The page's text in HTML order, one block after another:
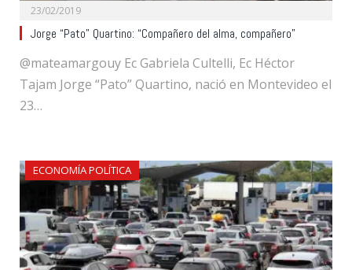
23/02/2019
Jorge “Pato” Quartino: “Compañero del alma, compañero”
@mateamargouy Ec Gabriela Cultelli, Ec Héctor
Tajam Jorge “Pato” Quartino, nació en Montevideo el
23…
ECONOMÍA POLÍTICA